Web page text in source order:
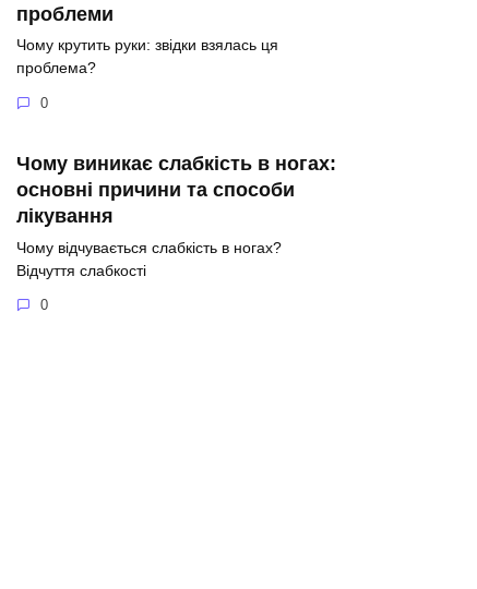
проблеми
Чому крутить руки: звідки взялась ця
проблема?
0
Чому виникає слабкість в ногах:
основні причини та способи
лікування
Чому відчувається слабкість в ногах?
Відчуття слабкості
0